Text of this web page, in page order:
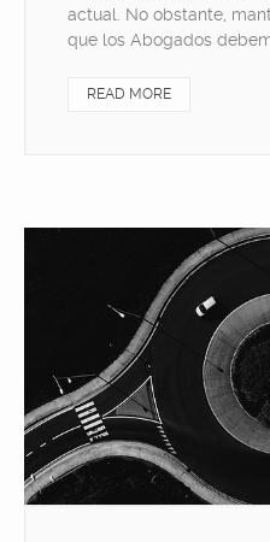
actual. No obstante,
que los Abogados
READ MORE